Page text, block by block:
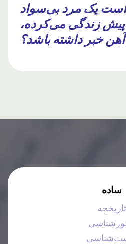
یک مرد بی‌سواد
سال پیش زندگی می‌کرده،
آهن خبر داشته باشد؟
ساده
تاریخچه